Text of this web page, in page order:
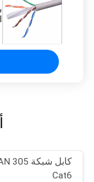
Cat6